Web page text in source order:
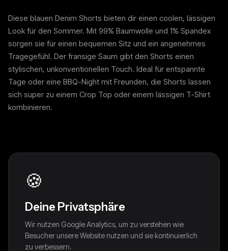
Diese blauen Denim Shorts bieten dir einen coolen, lässigen
Look für den Sommer. Mit 99% Baumwolle und 1% Spandex
sorgen sie für einen bequemen Sitz und ein angenehmes
Tragegefühl. Der fransige Saum gibt den Shorts einen
stylischen, unkonventionellen Touch. Ideal für entspannte
Tage oder eine BBQ-Night mit Freunden, die Shorts lassen
sich super zu einem Crop Top oder einem lässigen T-Shirt
kombinieren.
🍪
Deine Privatsphäre
Wir nutzen Google Analytics, um zu verstehen wie
Besucher unsere Website nutzen und sie kontinuierlich
zu verbessern.